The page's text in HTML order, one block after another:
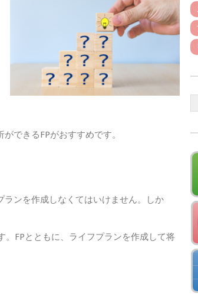
できるFPがおすすめです。
ンを作成しなくてはいけません。しか
。FPとともに、ライフプランを作成して将